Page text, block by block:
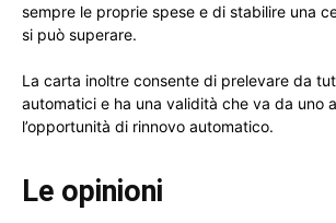
sempre le proprie spese e di stabilire una
si può superare.
La carta inoltre consente di prelevare da
automatici e ha una validità che va da uno
l’opportunità di rinnovo automatico.
Le opinioni